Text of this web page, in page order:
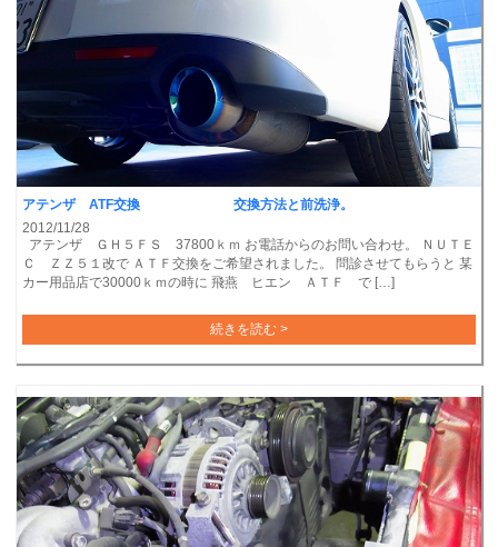
アテンザ ATF交換 交換方法と前洗浄。
2012/11/28
アテンザ ＧＨ５ＦＳ 37800ｋｍ お電話からのお問い合わせ。 ＮＵＴＥ
Ｃ ＺＺ５１改で ＡＴＦ交換をご希望されました。 問診させてもらうと 某
カー用品店で30000ｋｍの時に 飛燕 ヒエン ＡＴＦ で […]
続きを読む >